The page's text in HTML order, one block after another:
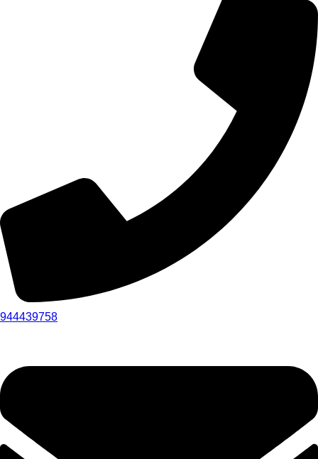
944439758